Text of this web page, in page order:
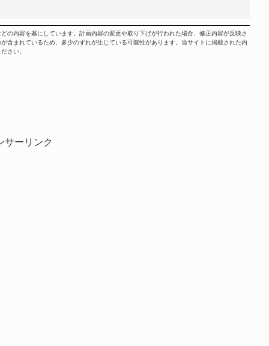
内容を基にしています。計画内容の変更や取り下げが行われた場合、修正内容が反映さ
含まれているため、多少のずれが生じている可能性があります。当サイトに掲載された内
さい。
サーリンク